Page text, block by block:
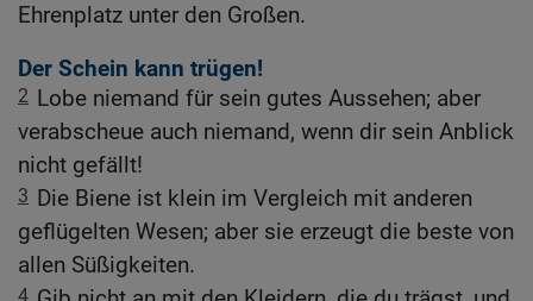
Ehrenplatz unter den Großen.
Der Schein kann trügen!
2 Lobe niemand für sein gutes Aussehen; aber
verabscheue auch niemand, wenn dir sein Anblick
nicht gefällt!
3 Die Biene ist klein im Vergleich mit anderen
geflügelten Wesen; aber sie erzeugt die beste von
allen Süßigkeiten.
4